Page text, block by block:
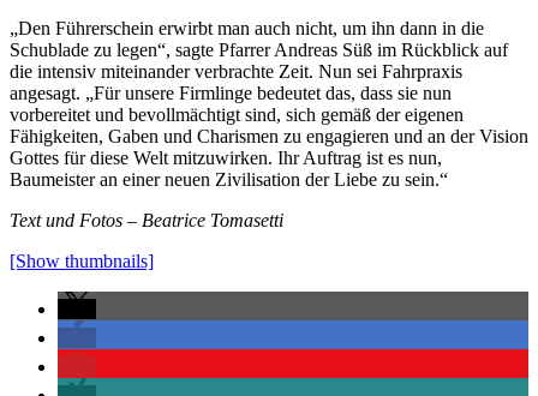
„Den Führerschein erwirbt man auch nicht, um ihn dann in die
Schublade zu legen“, sagte Pfarrer Andreas Süß im Rückblick auf
die intensiv miteinander verbrachte Zeit. Nun sei Fahrpraxis
angesagt. „Für unsere Firmlinge bedeutet das, dass sie nun
vorbereitet und bevollmächtigt sind, sich gemäß der eigenen
Fähigkeiten, Gaben und Charismen zu engagieren und an der Vision
Gottes für diese Welt mitzuwirken. Ihr Auftrag ist es nun,
Baumeister an einer neuen Zivilisation der Liebe zu sein.“
Text und Fotos – Beatrice Tomasetti
[Show thumbnails]